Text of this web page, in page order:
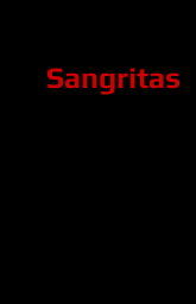
Sangritas